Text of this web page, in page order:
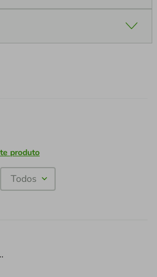
produto
Todos